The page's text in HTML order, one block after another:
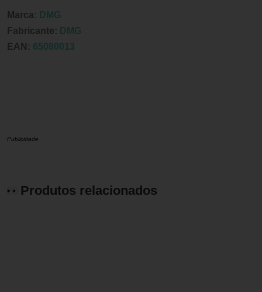
Marca: DMG
Fabricante: DMG
EAN: 65080013
Publicidade
Produtos relacionados